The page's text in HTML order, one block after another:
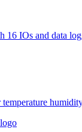
16 IOs and data
temperature